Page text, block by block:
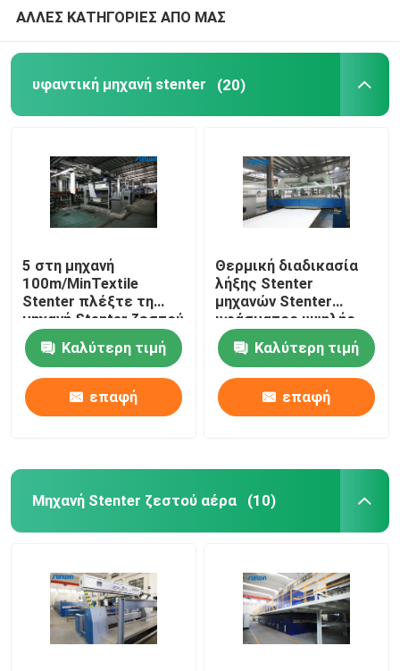
ΑΛΛΕΣ ΚΑΤΗΓΟΡΙΕΣ ΑΠΟ ΜΑΣ
υφαντική μηχανή stenter (20)
5 στη μηχανή
100m/MinTextile
Stenter πλέξτε τη
μηχανή Stenter ζεστού
αέρα ατμού τύπων
Καλύτερη τιμή
επαφή
Θερμική διαδικασία
λήξης Stenter
μηχανών Stenter
υφάσματος υψηλής
ταχύτητας
πετρελαίου
πολυεστέρα
Καλύτερη τιμή
επαφή
Μηχανή Stenter ζεστού αέρα (10)